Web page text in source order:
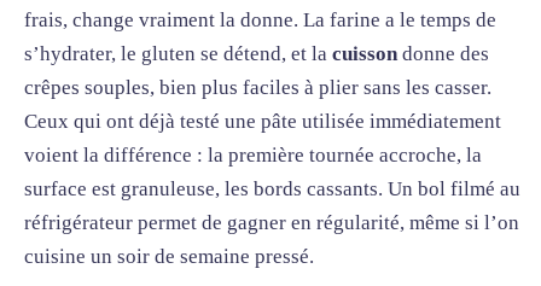
frais, change vraiment la donne. La farine a le temps de
s’hydrater, le gluten se détend, et la cuissondonne des
crêpes souples, bien plus faciles à plier sans les casser.
Ceux qui ont déjà testé une pâte utilisée immédiatement
voient la différence : la première tournée accroche, la
surface est granuleuse, les bords cassants. Un bol filmé au
réfrigérateur permet de gagner en régularité, même si l’on
cuisine un soir de semaine pressé.